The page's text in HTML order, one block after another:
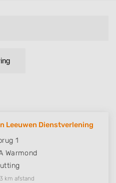
Leeuwen Dienstverlening
1
Warmond
km afstand